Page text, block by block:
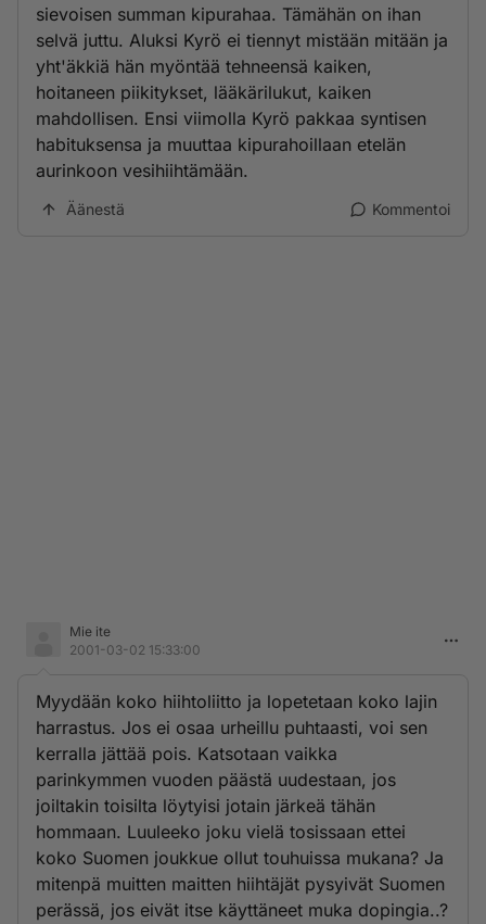
sievoisen summan kipurahaa. Tämähän on ihan
selvä juttu. Aluksi Kyrö ei tiennyt mistään mitään ja
yht'äkkiä hän myöntää tehneensä kaiken,
hoitaneen piikitykset, lääkärilukut, kaiken
mahdollisen. Ensi viimolla Kyrö pakkaa syntisen
habituksensa ja muuttaa kipurahoillaan etelän
aurinkoon vesihiihtämään.
Äänestä Kommentoi
Mie ite
2001-03-02 15:33:00
Myydään koko hiihtoliitto ja lopetetaan koko lajin
harrastus. Jos ei osaa urheillu puhtaasti, voi sen
kerralla jättää pois. Katsotaan vaikka
parinkymmen vuoden päästä uudestaan, jos
joiltakin toisilta löytyisi jotain järkeä tähän
hommaan. Luuleeko joku vielä tosissaan ettei
koko Suomen joukkue ollut touhuissa mukana? Ja
mitenpä muitten maitten hiihtäjät pysyivät Suomen
perässä, jos eivät itse käyttäneet muka dopingia..?